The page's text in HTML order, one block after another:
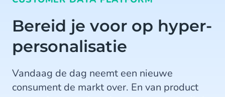
Bereid je voor op hyper-
personalisatie
Vandaag de dag neemt een nieuwe
consument de markt over. En van product